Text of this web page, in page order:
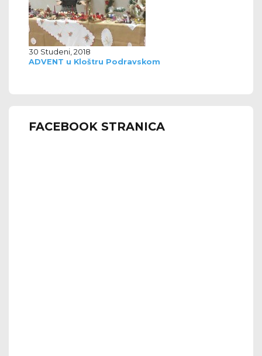
30 Studeni, 2018
ADVENT u Kloštru Podravskom
FACEBOOK STRANICA